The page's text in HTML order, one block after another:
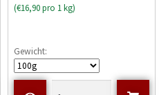
(€16,90 pro 1 kg)
Gewicht: